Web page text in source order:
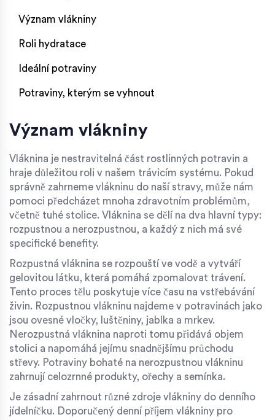
Význam vlákniny
Roli hydratace
Ideální potraviny
Potraviny, kterým se vyhnout
Význam vlákniny
Vláknina je nestravitelná část rostlinných potravin a
hraje důležitou roli v našem trávicím systému. Pokud
správně zahrneme vlákninu do naší stravy, může nám
pomoci předcházet mnoha zdravotním problémům,
včetně tuhé stolice. Vláknina se dělí na dva hlavní typy:
rozpustnou a nerozpustnou, a každý z nich má své
specifické benefity.
Rozpustná vláknina se rozpouští ve vodě a vytváří
gelovitou látku, která pomáhá zpomalovat trávení.
Tento proces tělu poskytuje více času na vstřebávání
živin. Rozpustnou vlákninu najdeme v potravinách jako
jsou ovesné vločky, luštěniny, jablka a mrkev.
Nerozpustná vláknina naproti tomu přidává objem
stolici a napomáhá jejímu snadnějšímu průchodu
střevy. Potraviny bohaté na nerozpustnou vlákninu
zahrnují celozrnné produkty, ořechy a semínka.
Je zásadní zahrnout různé zdroje vlákniny do denního
jídelníčku. Doporučený denní příjem vlákniny pro